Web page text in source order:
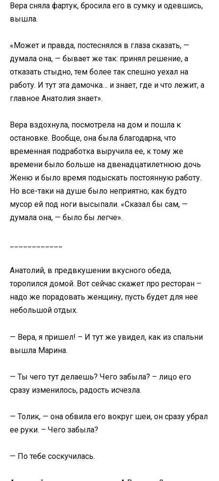
Вера сняла фартук, бросила его в сумку и одевшись,
вышла.
«Может и правда, постеснялся в глаза сказать, —
думала она, — бывает же так: принял решение, а
отказать стыдно, тем более так спешно уехал на
работу. И тут эта дамочка… и знает, где и что лежит, а
главное Анатолия знает».
Вера вздохнула, посмотрела на дом и пошла к
остановке. Вообще, она была благодарна, что
временная подработка выручила ее, к тому же
времени было больше на двенадцатилетнюю дочь
Женю и было время подыскать постоянную работу.
Но все-таки на душе было неприятно, как будто
мусор ей под ноги высыпали. «Сказал бы сам, —
думала она, — было бы легче».
Анатолий, в предвкушении вкусного обеда,
торопился домой. Вот сейчас скажет про ресторан –
надо же порадовать женщину, пусть будет для нее
небольшой отдых.
— Вера, я пришел! – И тут же увидел, как из спальни
вышла Марина.
— Ты чего тут делаешь? Чего забыла? – лицо его
сразу изменилось, радость исчезла.
— Толик, — она обвила его вокруг шеи, он сразу убрал
ее руки. – Чего забыла?
— По тебе соскучилась.